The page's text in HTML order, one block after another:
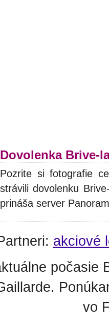
Dovolenka Brive-
Pozrite si fotografie
strávili dovolenku
prináša server
akciové
počasie
vo